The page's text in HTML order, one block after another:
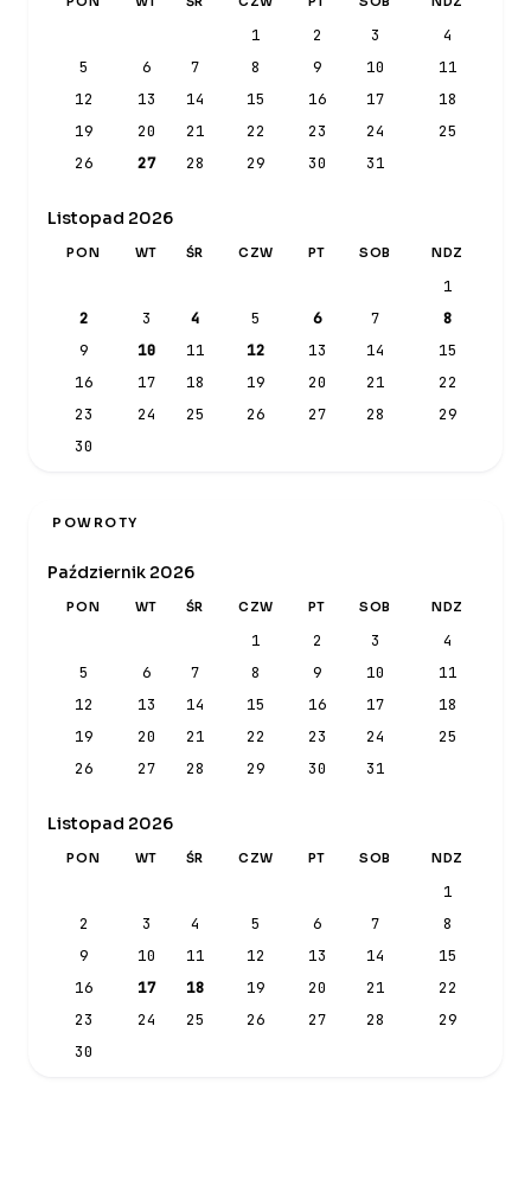
1 2 3
4
5
6 7 8 9 10
11
12
13 14 15 16 17
18
19
20 21 22 23 24
25
26
27 28 29 30 31
Listopad 2026
PON WT ŚR CZW PT SOB NDZ
1
2
3 4 5 6 7
8
9
10 11 12 13 14
15
16
17 18 19 20 21
22
23
24 25 26 27 28
29
30
POWROTY
Październik 2026
PON WT ŚR CZW PT SOB NDZ
1 2 3
4
5
6 7 8 9 10
11
12
13 14 15 16 17
18
19
20 21 22 23 24
25
26
27 28 29 30 31
Listopad 2026
PON WT ŚR CZW PT SOB NDZ
1
2
3 4 5 6 7
8
9
10 11 12 13 14
15
16
17 18 19 20 21
22
23
24 25 26 27 28
29
30